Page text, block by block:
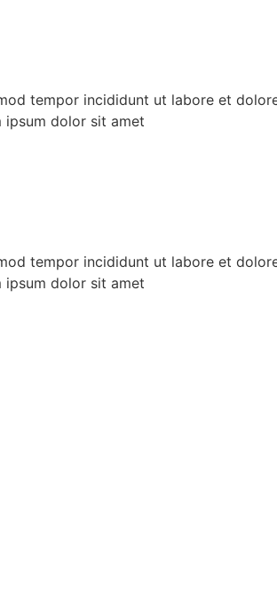
tempor incididunt ut labore et
ipsum dolor sit amet
tempor incididunt ut labore et
ipsum dolor sit amet